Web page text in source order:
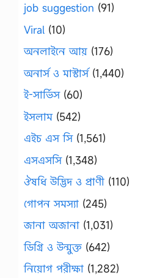
job suggestion (91)
Viral (10)
অনলাইনে আয় (176)
অনার্স ও মাস্টার্স(1,440)
ই-সার্ভিস(60)
ইসলাম(542)
এইচ এস সি(1,561)
এসএসসি(1,348)
ঔষধি উদ্ভিদ ও প্রাণী (110)
গোপন সমস্যা (245)
জানা অজানা (1,031)
ডিগ্রি ও উন্মুক্ত (642)
নিয়োগ পরীক্ষা (1,282)